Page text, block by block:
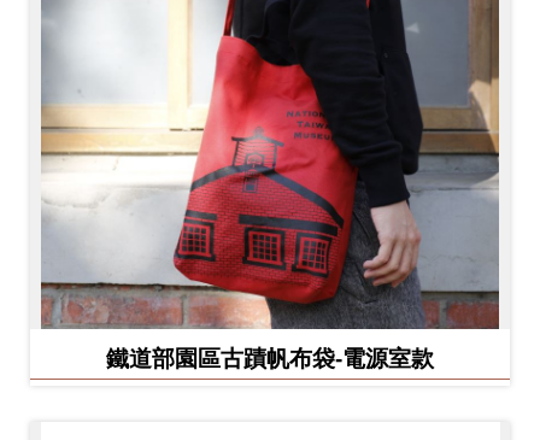
鐵道部園區古蹟帆布袋-電源室款